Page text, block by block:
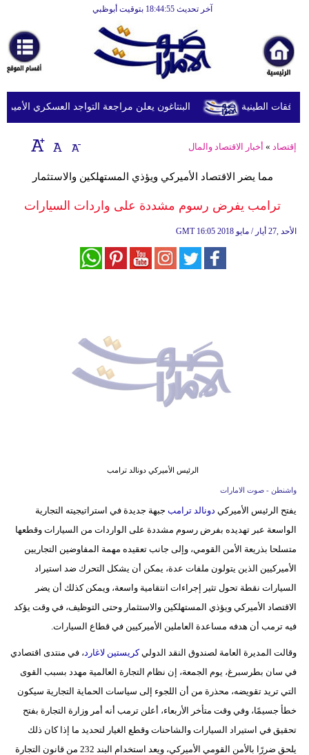
آخر تحديث 18:44:55 بتوقيت أبوظبي
أخبارعاجلة
رياضة
ثقافة
إقتصاد
وموسيقى
إسلامية
علوم
وتكنولوجيا
أبراج
فيديو
سيارات
البنتاغون يعلن مراجعة التواجد العسكري الأميركي
إقتصاد » أخبار الاقتصاد والمال
مما يضر الاقتصاد الأميركي ويؤذي المستهلكين والاستثمار
ترامب يفرض رسوم مشددة على واردات السيارات
GMT 16:05 2018 الأحد ,27 أيار / مايو
الرئيس الأميركي دونالد ترامب
واشنطن - صوت الامارات
يفتح الرئيس الأميركي دونالد ترامب جبهة جديدة في استراتيجيته التجارية
الواسعة عبر تهديده بفرض رسوم مشددة على الواردات من السيارات وقطعها
متسلحا بذريعة الأمن القومي، وإلى جانب تعقيده مهمة المفاوضين التجاريين
الأميركيين الذين يتولون ملفات عدة، يمكن أن يشكل التحرك ضد استيراد
السيارات نقطة تحول تثير إجراءات انتقامية واسعة، ويمكن كذلك أن يضر
الاقتصاد الأميركي ويؤذي المستهلكين والاستثمار وحتى التوظيف، في وقت يؤكد
فيه ترمب أن هدفه مساعدة العاملين الأميركيين في قطاع السيارات.
وقالت المديرة العامة لصندوق النقد الدوليكريستين لاغارد ، في منتدى اقتصادي
في سان بطرسبرغ، يوم الجمعة، إن نظام التجارة العالمية مهدد بسبب القوى
التي تريد تقويضه، محذرة من أن اللجوء إلى سياسات الحماية التجارية سيكون
خطأ جسيمًا، وفي وقت متأخر الأربعاء، أعلن ترمب أنه أمر وزارة التجارة بفتح
تحقيق في استيراد السيارات والشاحنات وقطع الغيار لتحديد ما إذا كان ذلك
يلحق ضررًا بالأمن القومي الأميركي، ويعد استخدام البند 232 من قانون التجارة